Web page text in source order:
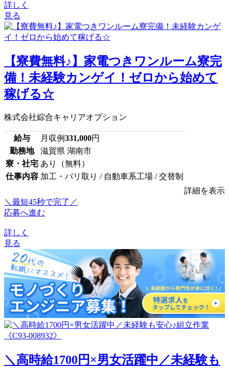
詳しく
見る
【寮費無料♪】家電つきワンルーム寮完
備！未経験カンゲイ！ゼロから始めて
稼げる☆
株式会社綜合キャリアオプション
給与 月収例331,000円
勤務地
滋賀県 湖南市
寮・社宅 あり（無料）
仕事内容 加工・バリ取り / 自動車系工場 / 交替制
詳細を表示
＼最短45秒で完了／
応募へ進む
詳しく
見る
＼高時給1700円×男女活躍中／未経験も